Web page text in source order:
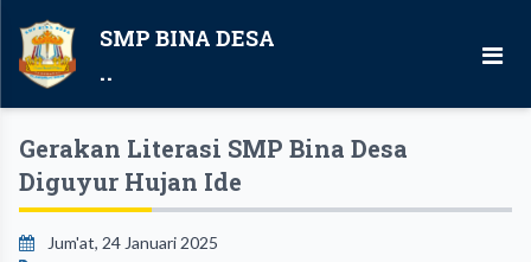
SMP BINA DESA
..
Gerakan Literasi SMP Bina Desa
Diguyur Hujan Ide
Jum'at, 24 Januari 2025